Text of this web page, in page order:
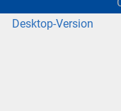
Desktop-Version